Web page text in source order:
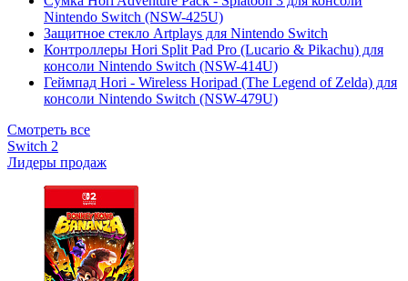
Nintendo Switch (NSW-425U)
Защитное стекло Artplays для Nintendo Switch
Контроллеры Hori Split Pad Pro (Lucario & Pikachu) для
консоли Nintendo Switch (NSW-414U)
Геймпад Hori - Wireless Horipad (The Legend of Zelda) для
консоли Nintendo Switch (NSW-479U)
Смотреть все
Switch 2
Лидеры продаж